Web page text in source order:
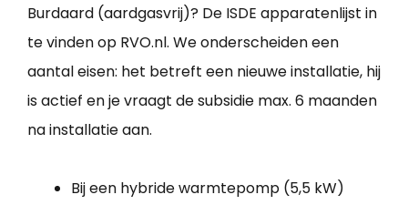
Burdaard (aardgasvrij)? De ISDE apparatenlijst in
te vinden op RVO.nl. We onderscheiden een
aantal eisen: het betreft een nieuwe installatie, hij
is actief en je vraagt de subsidie max. 6 maanden
na installatie aan.
Bij een hybride warmtepomp (5,5 kW)